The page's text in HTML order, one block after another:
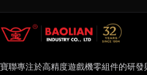
寶聯專注於高精度遊戲機零組件的研發